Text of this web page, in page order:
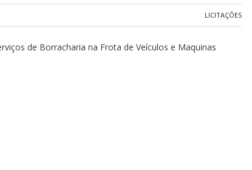
LICITAÇÕES
de Borracharia na Frota de Veículos e Maquinas